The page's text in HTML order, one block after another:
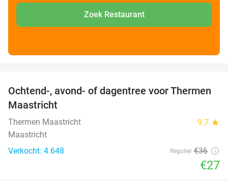
Zoek Restaurant
25%
Ochtend-, avond- of dagentree voor Thermen
Maastricht
Thermen Maastricht 9.7 star
Maastricht
Verkocht: 4.648
Regulier €36
€27